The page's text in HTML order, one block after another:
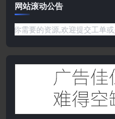
网站滚动公告
要的资源,欢迎提交工单或是添